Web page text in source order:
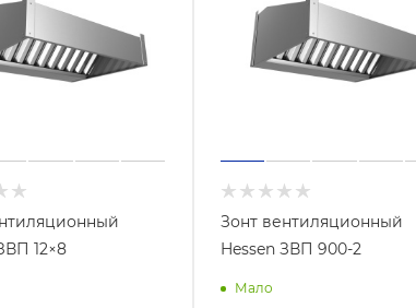
12×8
Зонт вентиляционный
Hessen ЗВП 900-2
Мало